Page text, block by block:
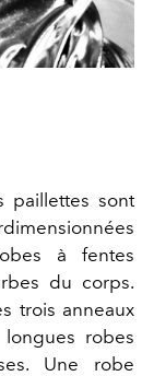
paillettes sont
à fentes
du corps.
trois anneaux
robes
Une robe